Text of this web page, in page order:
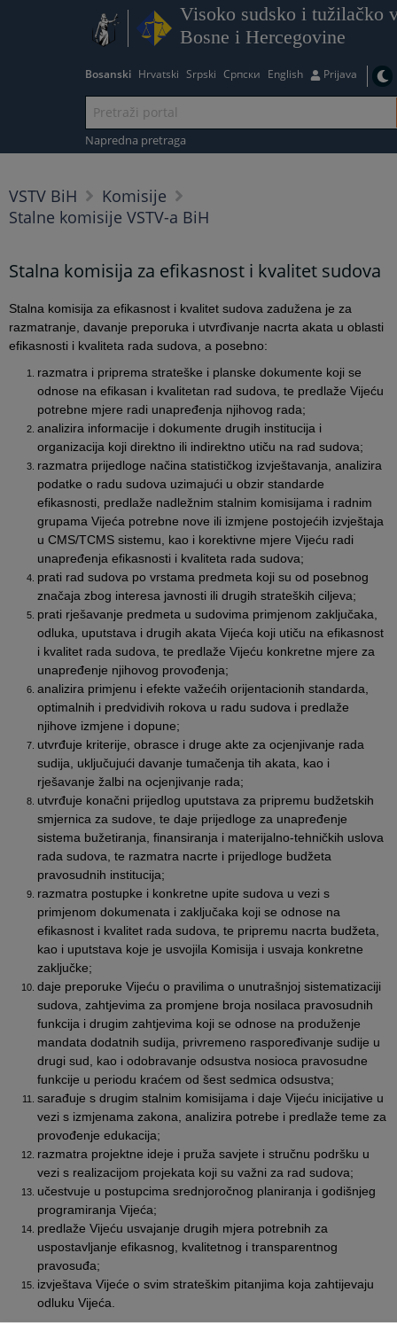
Visoko sudsko i tužilačko
Bosne i Hercegovine
Bosanski Hrvatski Srpski Српски English Prijava
Napredna pretraga
VSTV BiH
Komisije
Stalne komisije VSTV-a BiH
Stalna komisija za efikasnost i kvalitet sudova
Stalna komisija za efikasnost i kvalitet sudova zadužena je za
razmatranje, davanje preporuka i utvrđivanje nacrta akata u oblasti
efikasnosti i kvaliteta rada sudova, a posebno:
razmatra i priprema strateške i planske dokumente koji se
odnose na efikasan i kvalitetan rad sudova, te predlaže Vijeću
potrebne mjere radi unapređenja njihovog rada;
analizira informacije i dokumente drugih institucija i
organizacija koji direktno ili indirektno utiču na rad sudova;
razmatra prijedloge načina statističkog izvještavanja, analizira
podatke o radu sudova uzimajući u obzir standarde
efikasnosti, predlaže nadležnim stalnim komisijama i radnim
grupama Vijeća potrebne nove ili izmjene postojećih izvještaja
u CMS/TCMS sistemu, kao i korektivne mjere Vijeću radi
unapređenja efikasnosti i kvaliteta rada sudova;
prati rad sudova po vrstama predmeta koji su od posebnog
značaja zbog interesa javnosti ili drugih strateških ciljeva;
prati rješavanje predmeta u sudovima primjenom zaključaka,
odluka, uputstava i drugih akata Vijeća koji utiču na efikasnost
i kvalitet rada sudova, te predlaže Vijeću konkretne mjere za
unapređenje njihovog provođenja;
analizira primjenu i efekte važećih orijentacionih standarda,
optimalnih i predvidivih rokova u radu sudova i predlaže
njihove izmjene i dopune;
utvrđuje kriterije, obrasce i druge akte za ocjenjivanje rada
sudija, uključujući davanje tumačenja tih akata, kao i
rješavanje žalbi na ocjenjivanje rada;
utvrđuje konačni prijedlog uputstava za pripremu budžetskih
smjernica za sudove, te daje prijedloge za unapređenje
sistema bužetiranja, finansiranja i materijalno-tehničkih uslova
rada sudova, te razmatra nacrte i prijedloge budžeta
pravosudnih institucija;
razmatra postupke i konkretne upite sudova u vezi s
primjenom dokumenata i zaključaka koji se odnose na
efikasnost i kvalitet rada sudova, te pripremu nacrta budžeta,
kao i uputstava koje je usvojila Komisija i usvaja konkretne
zaključke;
daje preporuke Vijeću o pravilima o unutrašnjoj sistematizaciji
sudova, zahtjevima za promjene broja nosilaca pravosudnih
funkcija i drugim zahtjevima koji se odnose na produženje
mandata dodatnih sudija, privremeno raspoređivanje sudije u
drugi sud, kao i odobravanje odsustva nosioca pravosudne
funkcije u periodu kraćem od šest sedmica odsustva;
sarađuje s drugim stalnim komisijama i daje Vijeću inicijative u
vezi s izmjenama zakona, analizira potrebe i predlaže teme za
provođenje edukacija;
razmatra projektne ideje i pruža savjete i stručnu podršku u
vezi s realizacijom projekata koji su važni za rad sudova;
učestvuje u postupcima srednjoročnog planiranja i godišnjeg
programiranja Vijeća;
predlaže Vijeću usvajanje drugih mjera potrebnih za
uspostavljanje efikasnog, kvalitetnog i transparentnog
pravosuđa;
izvještava Vijeće o svim strateškim pitanjima koja zahtijevaju
odluku Vijeća.